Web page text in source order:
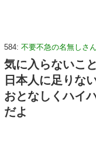
584: 不要不急の名無しさん
気に入らないこ
日本人に足りな
おとなしくハイ
だよ